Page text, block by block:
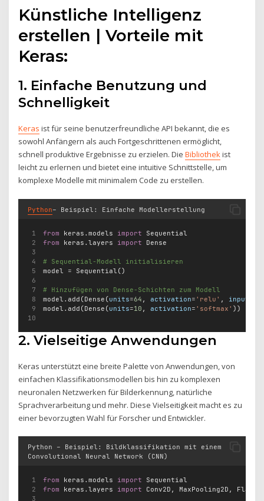
Künstliche Intelligenz
erstellen | Vorteile mit
Keras:
1. Einfache Benutzung und
Schnelligkeit
Keras ist für seine benutzerfreundliche API bekannt, die es
sowohl Anfängern als auch Fortgeschrittenen ermöglicht,
schnell produktive Ergebnisse zu erzielen. DieBibliothekist
leicht zu erlernen und bietet eine intuitive Schnittstelle, um
komplexe Modelle mit minimalem Code zu erstellen.
Python– Beispiel: Einfache Modellerstellung
from keras.models import Sequential
from keras.layers import Dense
# Sequential-Modell initialisieren
model = Sequential()
# Hinzufügen von Dense-Schichten zum Modell
model.add(Dense(units=64 , activation= 'relu' ,
model.add(Dense(units=10 , activation= 'softmax' ))
2. Vielseitige Anwendungen
Keras unterstützt eine breite Palette von Anwendungen, von
einfachen Klassifikationsmodellen bis hin zu komplexen
neuronalen Netzwerken für Bilderkennung, natürliche
Sprachverarbeitung und mehr. Diese Vielseitigkeit macht es zu
einer bevorzugten Wahl für Forscher und Entwickler.
Python – Beispiel: Bildklassifikation mit einem
Convolutional Neural Network (CNN)
from keras.models import Sequential
from keras.layers import Conv2D, MaxPooling2D,